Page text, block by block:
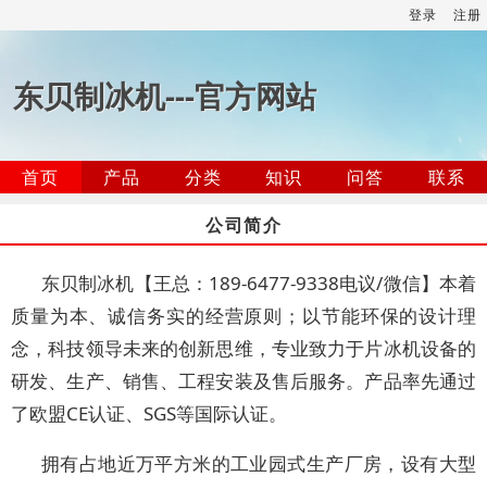
登录 注册
东贝制冰机---官方网站
首页 产品 分类 知识 问答
联系
公司简介
东贝制冰机【王总：189-6477-9338电议/微信】本着
质量为本、诚信务实的经营原则；以节能环保的设计理
念，科技领导未来的创新思维，专业致力于片冰机设备的
研发、生产、销售、工程安装及售后服务。产品率先通过
了欧盟CE认证、SGS等国际认证。
拥有占地近万平方米的工业园式生产厂房，设有大型